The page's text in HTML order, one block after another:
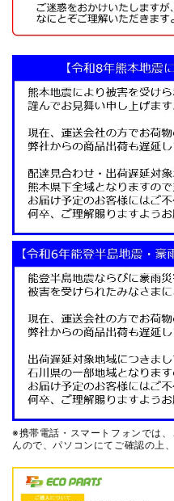
※携帯電話・スマートフォンでは
んので、パソコンにてご確認の上